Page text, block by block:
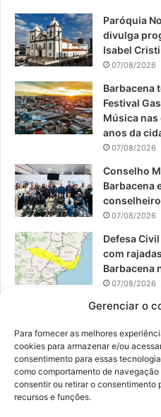
Gerenciar o
Para fornecer as melhores
cookies para armazenar e/ou
consentimento para essas
como comportamento de
consentir ou retirar o
recursos e funções.
b
o
k
Paróquia
divulga
Isabel
07/08/2026
Barbacena
Festival
Música
anos da
07/08/2026
Conselho
Barbacena
07/08/2026
Defesa
com
Barbacena
07/08/2026
EPCAR tem
06/08/2026